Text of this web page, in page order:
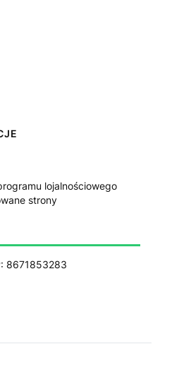
lojalnościowego
strony
8671853283